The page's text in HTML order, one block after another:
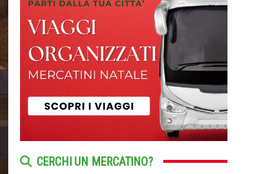
CERCHI UN MERCATINO?